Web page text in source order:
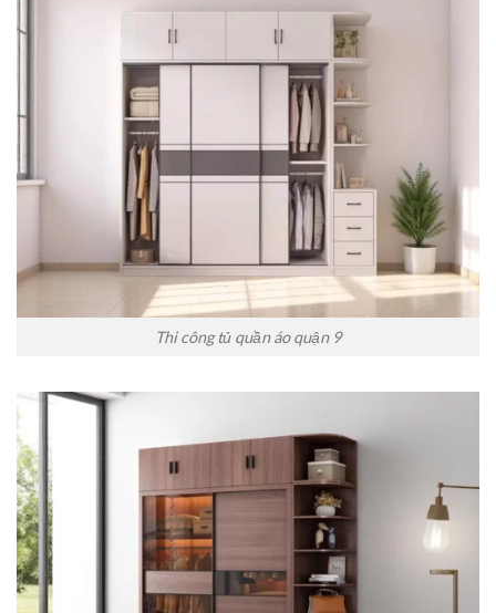
Thi công tủ quần áo quận 9